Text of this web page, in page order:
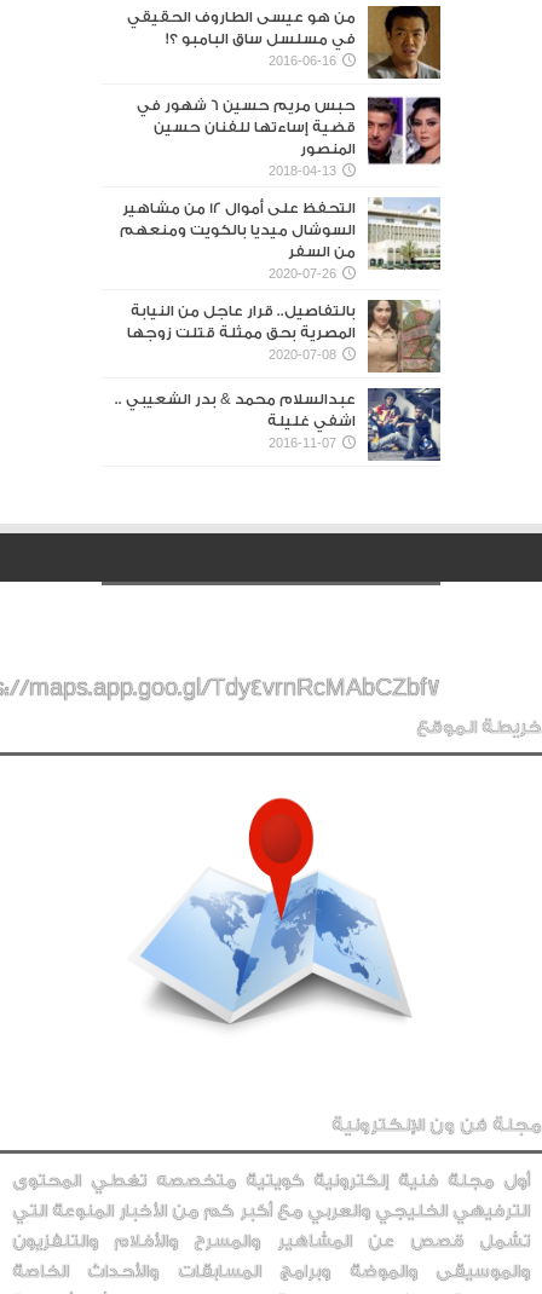
من هو عيسى الطاروف الحقيقي
في مسلسل ساق البامبو ؟!
2016-06-16
حبس مريم حسين 6 شهور في
قضية إساءتها للفنان حسين
المنصور‎
2018-04-13
التحفظ على أموال 12 من مشاهير
السوشال ميديا بالكويت ومنعهم
من السفر
2020-07-26
بالتفاصيل.. قرار عاجل من النيابة
المصرية بحق ممثلة قتلت زوجها
2020-07-08
عبدالسلام محمد & بدر الشعيبي ..
اشفي غليلة
2016-11-07
maps.app.goo.gl/Tdy4vrnRcMAbCZbf7
خريطة الموقع
مجلة فن ون الإلكترونية
أول مجلة فنية إلكترونية كويتية متخصصه تغطي المحتوى
الترفيهي الخليجي والعربي مع أكبر كم من الأخبار المنوعة التي
تشمل قصص عن المشاهير والمسرح والأفلام والتلفزيون
والموسيقى والموضة وبرامج المسابقات والأحداث الخاصة